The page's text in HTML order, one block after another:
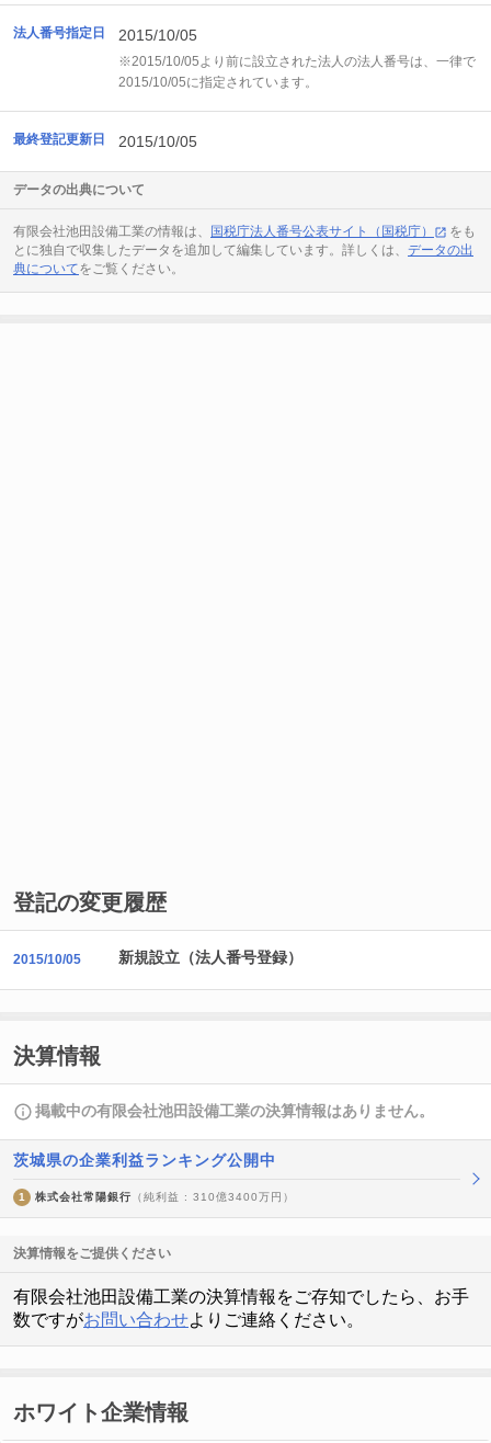
法人番号指定日 2015/10/05
※2015/10/05より前に設立された法人の法人番号は、一律で
2015/10/05に指定されています。
最終登記更新日 2015/10/05
データの出典について
有限会社池田設備工業の情報は、 国税庁法人番号公表サイト（国税庁）
をも
とに独自で収集したデータを追加して編集しています。詳しくは、 データの出
典についてをご覧ください。
登記の変更履歴
2015/10/05 新規設立（法人番号登録）
決算情報
掲載中の有限会社池田設備工業の決算情報はありません。
茨城県の企業利益ランキング公開中
1 株式会社常陽銀行 （純利益 : 310億3400万円）
決算情報をご提供ください
有限会社池田設備工業の決算情報をご存知でしたら、お手
数ですがお問い合わせよりご連絡ください。
ホワイト企業情報